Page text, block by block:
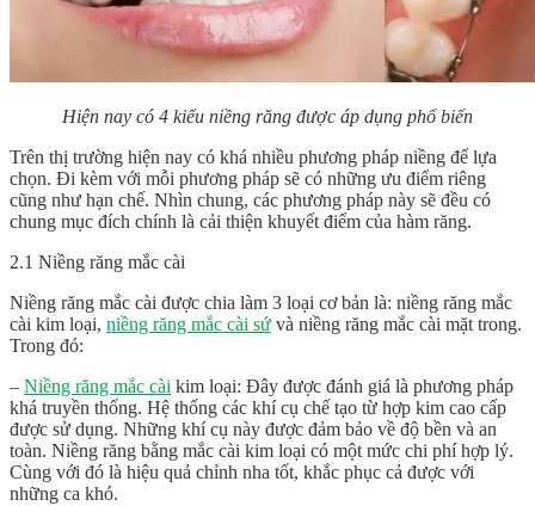
Hiện nay có 4 kiểu niềng răng được áp dụng phổ biến
Trên thị trường hiện nay có khá nhiều phương pháp niềng để lựa
chọn. Đi kèm với mỗi phương pháp sẽ có những ưu điểm riêng
cũng như hạn chế. Nhìn chung, các phương pháp này sẽ đều có
chung mục đích chính là cải thiện khuyết điểm của hàm răng.
2.1 Niềng răng mắc cài
Niềng răng mắc cài được chia làm 3 loại cơ bản là: niềng răng mắc
cài kim loại, niềng răng mắc cài sứ và niềng răng mắc cài mặt trong.
Trong đó:
– Niềng răng mắc cài kim loại: Đây được đánh giá là phương pháp
khá truyền thống. Hệ thống các khí cụ chế tạo từ hợp kim cao cấp
được sử dụng. Những khí cụ này được đảm bảo về độ bền và an
toàn. Niềng răng bằng mắc cài kim loại có một mức chi phí hợp lý.
Cùng với đó là hiệu quả chỉnh nha tốt, khắc phục cả được với
những ca khó.